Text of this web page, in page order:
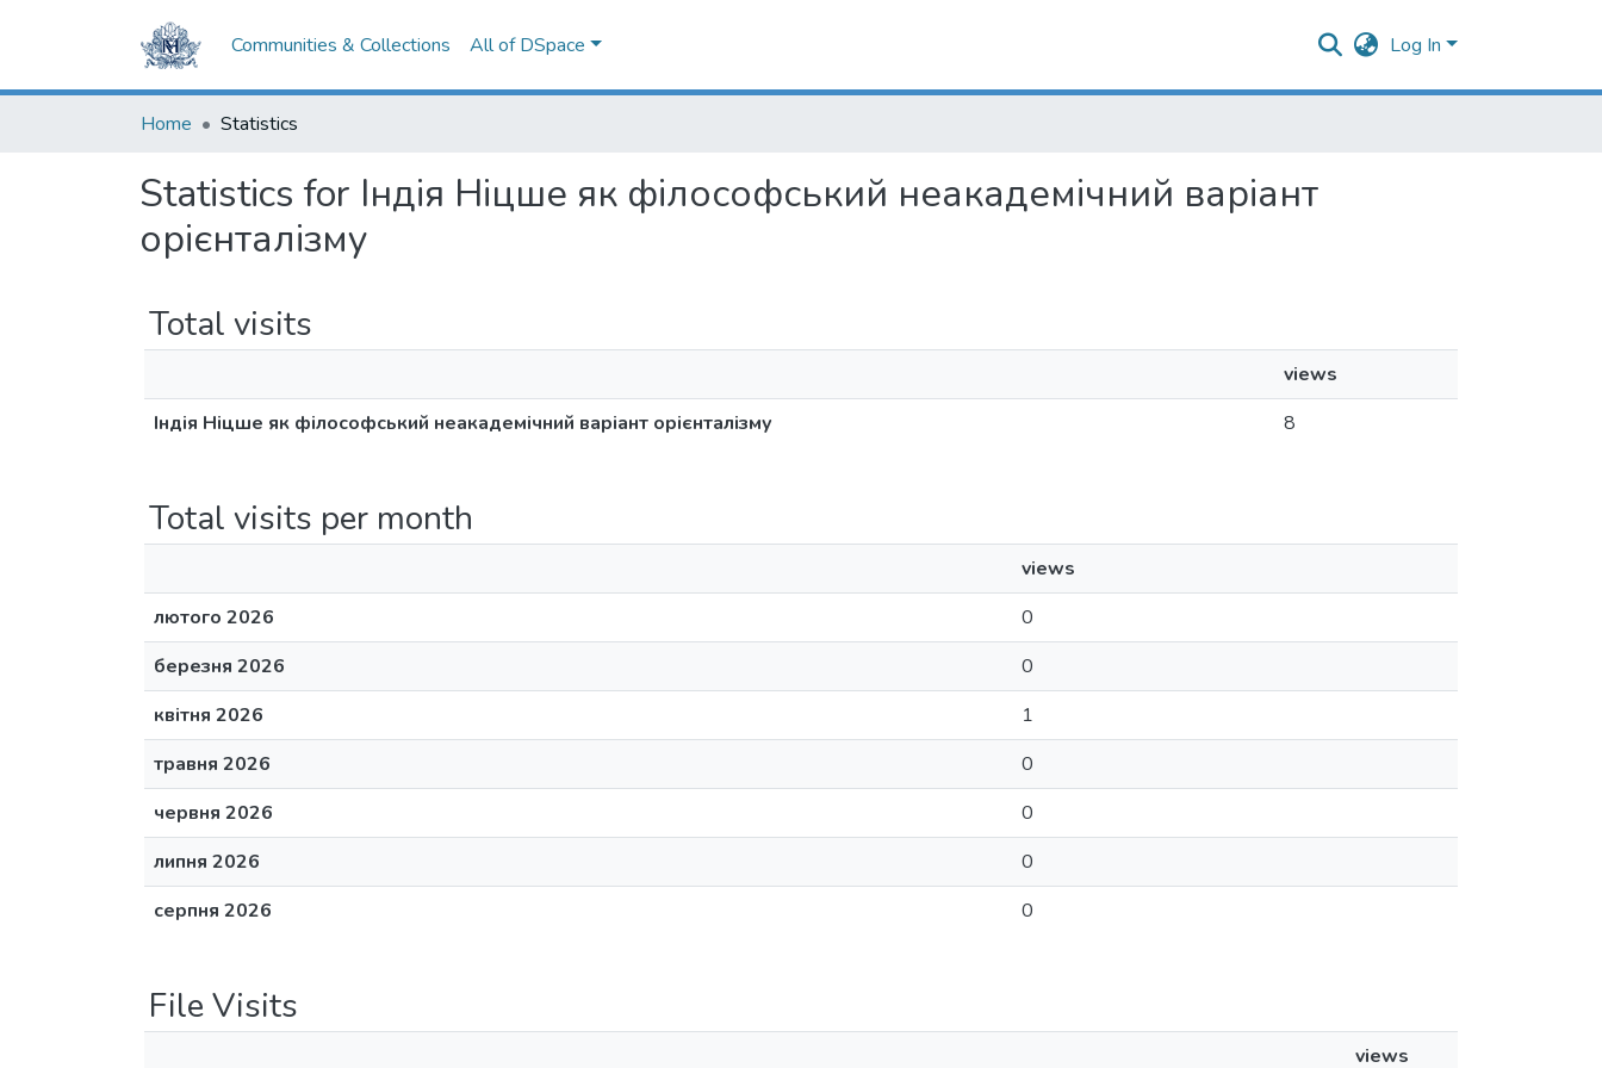
Communities & Collections All of DSpace Log In
Home Statistics
Statistics for Індія Ніцше як філософський неакадемічний варіант
орієнталізму
Total visits
views
Індія Ніцше як філософський неакадемічний варіант орієнталізму
8
Total visits per month
views
лютого 2026
0
березня 2026
0
квітня 2026
1
травня 2026
0
червня 2026
0
липня 2026
0
серпня 2026
0
File Visits
views